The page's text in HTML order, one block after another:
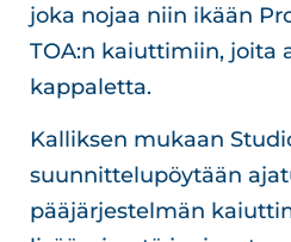
joka nojaa niin ikään
TOA:n kaiuttimiin, joita
kappaletta.
Kalliksen mukaan
suunnittelupöytään
pääjärjestelmän